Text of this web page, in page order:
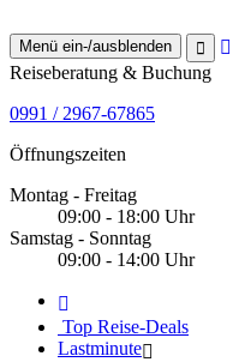
Menü ein-/ausblenden
Reiseberatung & Buchung
0991 / 2967-67865
Öffnungszeiten
Montag - Freitag
09:00 - 18:00 Uhr
Samstag - Sonntag
09:00 - 14:00 Uhr
Top Reise-Deals
Lastminute